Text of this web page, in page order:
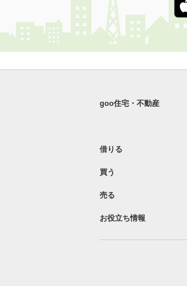
goo住宅・不動産
借りる
買う
売る
お役立ち情報